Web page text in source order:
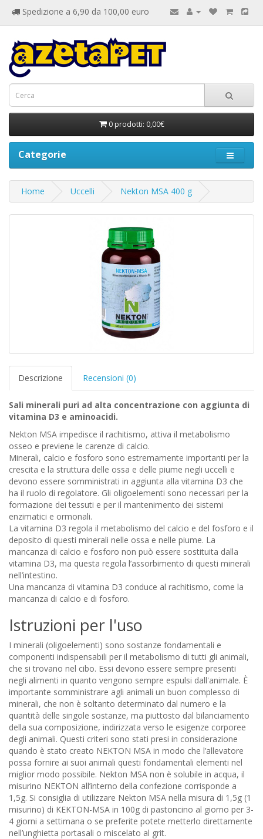
Spedizione a 6,90 da 100,00 euro
0 prodotti: 0,00€
Categorie
Home Uccelli Nekton MSA 400 g
Descrizione Recensioni (0)
Sali minerali puri ad alta concentrazione con aggiunta di
vitamina D3 e aminoacidi.
Nekton MSA impedisce il rachitismo, attiva il metabolismo
osseo e previene le carenze di calcio.
Minerali, calcio e fosforo sono estremamente importanti per la
crescita e la struttura delle ossa e delle piume negli uccelli e
devono essere somministrati in aggiunta alla vitamina D3 che
ha il ruolo di regolatore. Gli oligoelementi sono necessari per la
formazione dei tessuti e per il mantenimento dei sistemi
enzimatici e ormonali.
La vitamina D3 regola il metabolismo del calcio e del fosforo e il
deposito di questi minerali nelle ossa e nelle piume. La
mancanza di calcio e fosforo non può essere sostituita dalla
vitamina D3, ma questa regola l’assorbimento di questi minerali
nell’intestino.
Una mancanza di vitamina D3 conduce al rachitismo, come la
mancanza di calcio e di fosforo.
Istruzioni per l'uso
I minerali (oligoelementi) sono sostanze fondamentali e
componenti indispensabili per il metabolismo di tutti gli animali,
che si trovano nel cibo. Essi devono essere sempre presenti
negli alimenti in quanto vengono sempre espulsi dall'animale. È
importante somministrare agli animali un buon complesso di
minerali, che non è soltanto determinato dal numero e la
quantità delle singole sostanze, ma piuttosto dal bilanciamento
della sua composizione, indirizzata verso le esigenze corporee
degli animali. Questi criteri sono stati presi in considerazione
quando è stato creato NEKTON MSA in modo che l’allevatore
possa fornire ai suoi animali questi fondamentali elementi nel
miglior modo possibile. Nekton MSA non è solubile in acqua, il
misurino NEKTON all’interno della confezione corrisponde a
1,5g. Si consiglia di utilizzare Nekton MSA nella misura di 1,5g (1
misurino) di KEKTON-MSA in 100g di pastoncino al giorno per 3-
4 giorni a settimana o se preferite potete metterlo direttamente
nell’unghietta portasali o miscelato al grit.